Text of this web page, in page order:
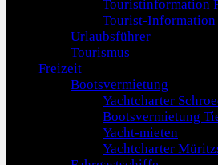
Touristinformation
Tourist-
Urlaubsführer
Tourismus
Freizeit
Bootsvermietung
Yachtcharter
Bootsvermietung
Yacht-mieten
Yachtcharter